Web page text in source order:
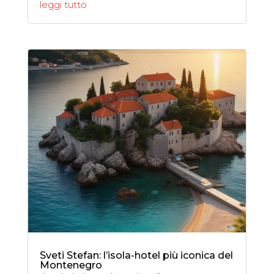
leggi tutto
Sveti Stefan: l’isola-hotel più iconica del
Montenegro